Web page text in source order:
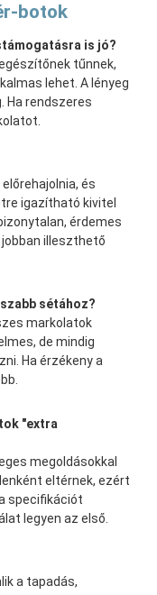
botok
is jó?
tűnnek,
lehet. A lényeg
Ha rendszeres
és
igazítható kivitel
érdemes
illeszthető
sétához?
markolatok
de mindig
Ha érzékeny a
"extra
megoldásokkal
eltérnek, ezért
specifikációt
legyen az első.
a tapadás,